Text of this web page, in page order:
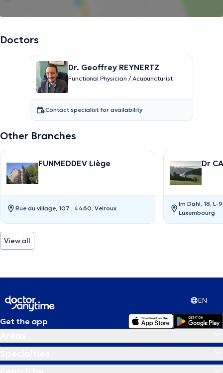
Doctors
Dr. Geoffrey REYNERTZ
Functional Physician / Acupuncturist
Contact specialist for availability
Other Branches
FUNMEDDEV Liège
Rue du village, 107 , 4460, Velroux
Dr
Im Dahl, 18, L-
Luxembourg
View all
EN
Get the app